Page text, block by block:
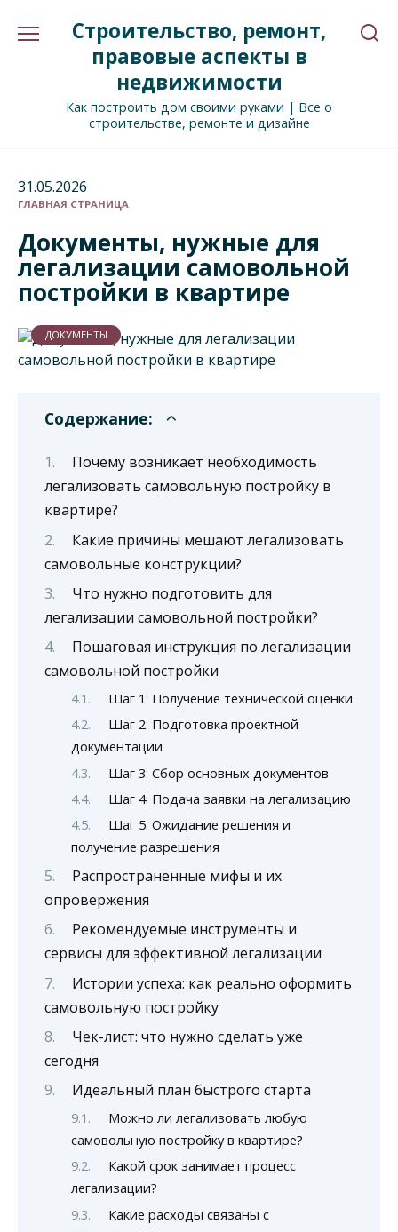
Строительство, ремонт,
правовые аспекты в
недвижимости
Как построить дом своими руками | Все о
строительстве, ремонте и дизайне
31.05.2026
ГЛАВНАЯ СТРАНИЦА
Документы, нужные для
легализации самовольной
постройки в квартире
ДОКУМЕНТЫ
Содержание:
Почему возникает необходимость
легализовать самовольную постройку в
квартире?
Какие причины мешают легализовать
самовольные конструкции?
Что нужно подготовить для
легализации самовольной постройки?
Пошаговая инструкция по легализации
самовольной постройки
Шаг 1: Получение технической оценки
Шаг 2: Подготовка проектной
документации
Шаг 3: Сбор основных документов
Шаг 4: Подача заявки на легализацию
Шаг 5: Ожидание решения и
получение разрешения
Распространенные мифы и их
опровержения
Рекомендуемые инструменты и
сервисы для эффективной легализации
Истории успеха: как реально оформить
самовольную постройку
Чек-лист: что нужно сделать уже
сегодня
Идеальный план быстрого старта
Можно ли легализовать любую
самовольную постройку в квартире?
Какой срок занимает процесс
легализации?
Какие расходы связаны с